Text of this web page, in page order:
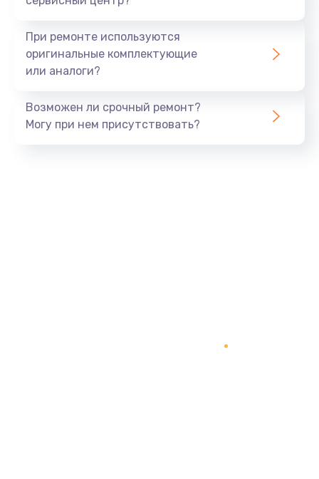
1530 руб.
Замена шлейфа матрицы
При ремонте используются
оригинальные комплектующие
или аналоги?
Возможен ли срочный ремонт?
Могу при нем присутствовать?